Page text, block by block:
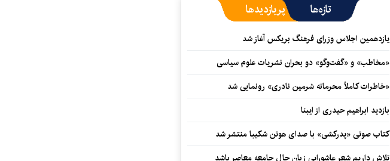
تازه‌ها پربازدیدها
یازدهمین اجلاس وزرای فرهنگ بریکس آغاز شد
«مخاطب» و «گفت‌وگو» دو بحران نشریات علوم سیاسی
«خاطرات کاملاً محرمانه شرمین نادری» رونمایی شد
بازدید ابراهیم حیدری از ایبنا
کتاب صوتی «پدرکشی» با صدای هوتن شکیبا منتشر شد
تلاش داریم شعر عاشورایی زبان حال جامعه معاصر باشد